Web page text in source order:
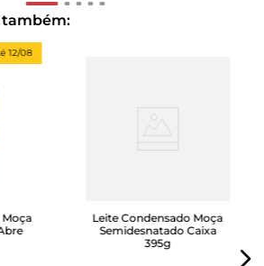
também:
12/08
Leite Condensado Moça
Semidesnatado Caixa
395g